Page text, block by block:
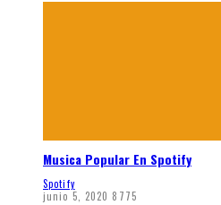
Musica Popular En Spotify
Spotify
junio 5, 2020 8775